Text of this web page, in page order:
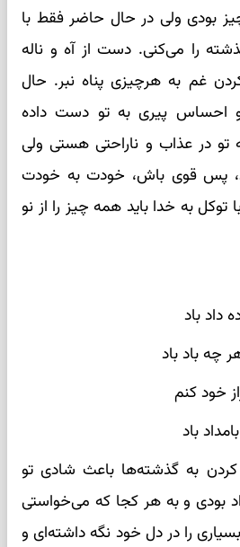
بودی ولی در حال حاضر فقط با
را می‌کنی. دست از آه و ناله
غم به هرچیزی پناه نبر. حال
احساس پیری به تو دست داده
در عذاب و ناراحتی هستی ولی
پس قوی باش، خودت به خودت
به خدا باید همه چیز را از نو
داد باد
چه باد باد
خود کنم
باد
به گذشته‌ها باعث شادی تو
بودی و به هر کجا که می‌خواستی
را در دل خود نگه داشته‌ای و